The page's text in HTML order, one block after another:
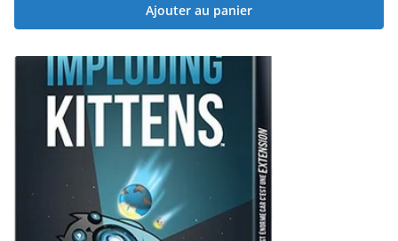
Ajouter au panier